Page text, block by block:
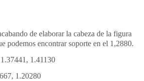
de elaborar la cabeza de la figura
podemos encontrar soporte en el 1,2880.
1.41130
1.20280